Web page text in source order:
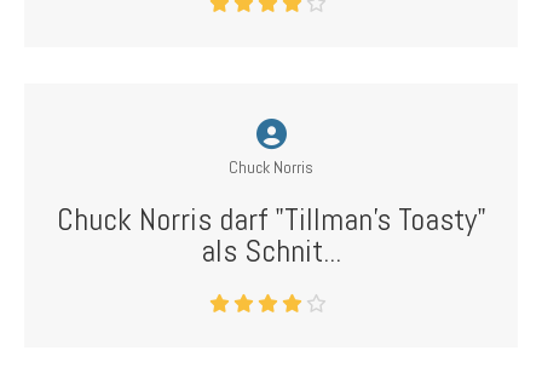
Chuck Norris
Chuck Norris darf "Tillman's Toasty"
als Schnit...